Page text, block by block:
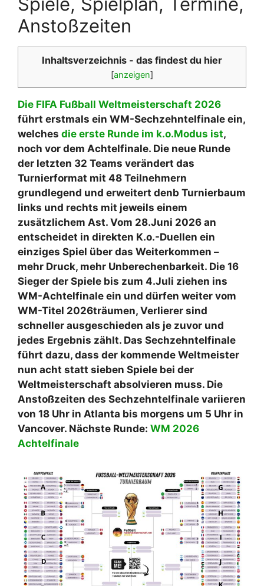
Anstoßzeiten
Inhaltsverzeichnis - das findest du hier
[anzeigen]
Die FIFA Fußball Weltmeisterschaft 2026
führt erstmals ein WM-Sechzehntelfinale ein,
welches die erste Runde im k.o.Modus ist,
noch vor dem Achtelfinale. Die neue Runde
der letzten 32 Teams verändert das
Turnierformat mit 48 Teilnehmern
grundlegend und erweitert denb Turnierbaum
links und rechts mit jeweils einem
zusätzlichem Ast. Vom 28.Juni 2026 an
entscheidet in direkten K.o.-Duellen ein
einziges Spiel über das Weiterkommen –
mehr Druck, mehr Unberechenbarkeit. Die 16
Sieger der Spiele bis zum 4.Juli ziehen ins
WM-Achtelfinale ein und dürfen weiter vom
WM-Titel 2026träumen, Verlierer sind
schneller ausgeschieden als je zuvor und
jedes Ergebnis zählt. Das Sechzehntelfinale
führt dazu, dass der kommende Weltmeister
nun acht statt sieben Spiele bei der
Weltmeisterschaft absolvieren muss. Die
Anstoßzeiten des Sechzehntelfinale variieren
von 18 Uhr in Atlanta bis morgens um 5 Uhr in
Vancover. Nächste Runde: WM 2026
Achtelfinale